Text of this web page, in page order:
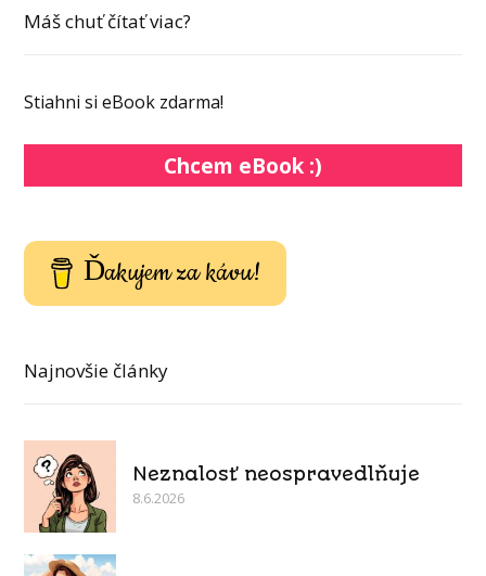
Máš chuť čítať viac?
Stiahni si eBook zdarma!
Chcem eBook :)
Ďakujem za kávu!
Najnovšie články
Neznalosť neospravedlňuje
8.6.2026